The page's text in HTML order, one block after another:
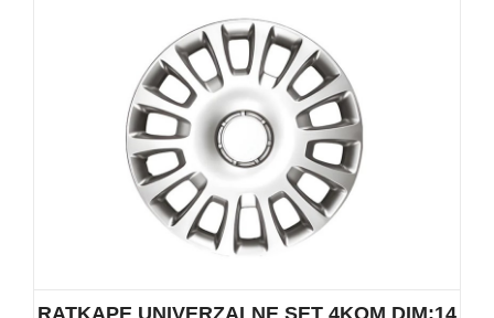
RATKAPE UNIVERZALNE SET 4KOM DIM:14